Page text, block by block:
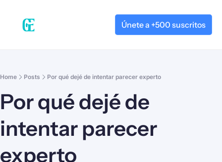
Únete a +500 suscritos
Home Posts Por qué dejé de intentar parecer experto
Por qué dejé de
intentar parecer
experto